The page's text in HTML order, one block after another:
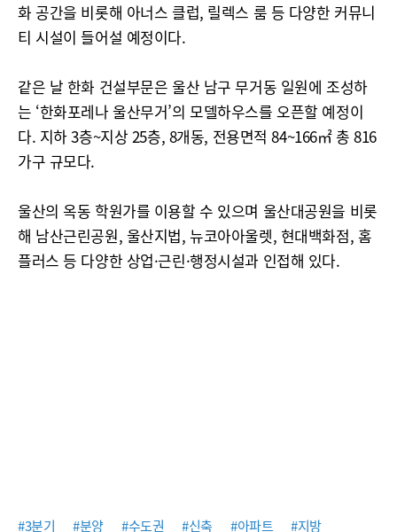
화 공간을 비롯해 아너스 클럽, 릴렉스 룸 등 다양한 커뮤니
티 시설이 들어설 예정이다.
같은 날 한화 건설부문은 울산 남구 무거동 일원에 조성하
는 ‘한화포레나 울산무거’의 모델하우스를 오픈할 예정이
다. 지하 3층~지상 25층, 8개동, 전용면적 84~166㎡ 총 816
가구 규모다.
울산의 옥동 학원가를 이용할 수 있으며 울산대공원을 비롯
해 남산근린공원, 울산지법, 뉴코아아울렛, 현대백화점, 홈
플러스 등 다양한 상업·근린·행정시설과 인접해 있다.
#3분기 #분양 #수도권 #신축 #아파트
#지방